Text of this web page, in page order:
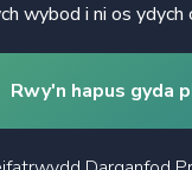
wybod i ni os ydych
Rwy'n hapus gyda